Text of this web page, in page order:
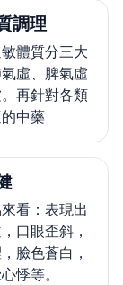
調理
體質分三大
虛、脾氣虛
再針對各類
中藥
看：表現出
口眼歪斜，
臉色蒼白，
悸等。